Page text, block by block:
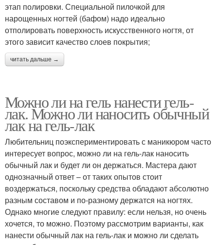
этап полировки. Специальной пилочкой для
нарощенных ногтей (бафом) надо идеально
отполировать поверхность искусственного ногтя, от
этого зависит качество слоев покрытия;
читать дальше →
Можно ли на гель нанести гель-
лак. Можно ли наносить обычный
лак на гель-лак
Любительниц поэкспериментировать с маникюром часто
интересует вопрос, можно ли на гель-лак наносить
обычный лак и будет ли он держаться. Мастера дают
однозначный ответ – от таких опытов стоит
воздержаться, поскольку средства обладают абсолютно
разным составом и по-разному держатся на ногтях.
Однако многие следуют правилу: если нельзя, но очень
хочется, то можно. Поэтому рассмотрим варианты, как
нанести обычный лак на гель-лак и можно ли сделать